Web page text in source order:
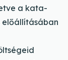
a kata-
előállításában